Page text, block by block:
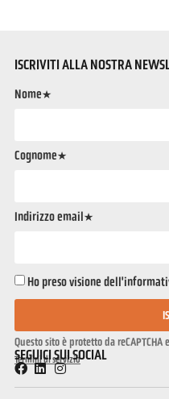
ISCRIVITI ALLA NOSTRA
Nome*
Cognome*
Indirizzo email*
Ho preso visione
Questo sito è protetto da reCAPTCHA
Termini di servizio
SEGUICI SUI SOCIAL